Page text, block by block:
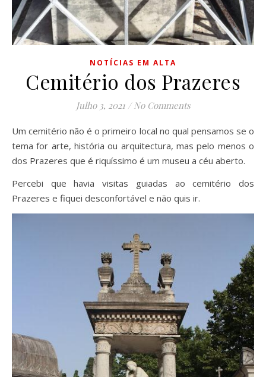
NOTÍCIAS EM ALTA
Cemitério dos Prazeres
Julho 3, 2021 / No Comments
Um cemitério não é o primeiro local no qual pensamos se o
tema for arte, história ou arquitectura, mas pelo menos o
dos Prazeres que é riquíssimo é um museu a céu aberto.
Percebi que havia visitas guiadas ao cemitério dos
Prazeres e fiquei desconfortável e não quis ir.